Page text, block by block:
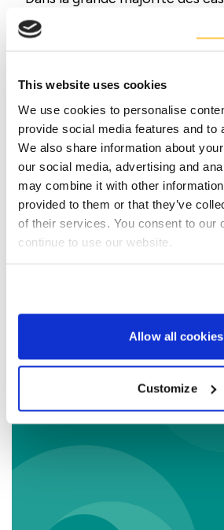
This website uses cookies
We use cookies to personalise
provide social media features and to
We also share information about
our social media, advertising and
may combine it with other
provided to them or that they’ve
of their services. You consent to our
continue to use our website.
Allow all cookies
Customize
coproduits sont directement
du producteur à l'éleveur.
transformation avant de
utiliser pour l'alimentation du
faisons tout ce qui est en
pour éviter les émissions de
la procédure de
transport des coproduits.
Questions sur la